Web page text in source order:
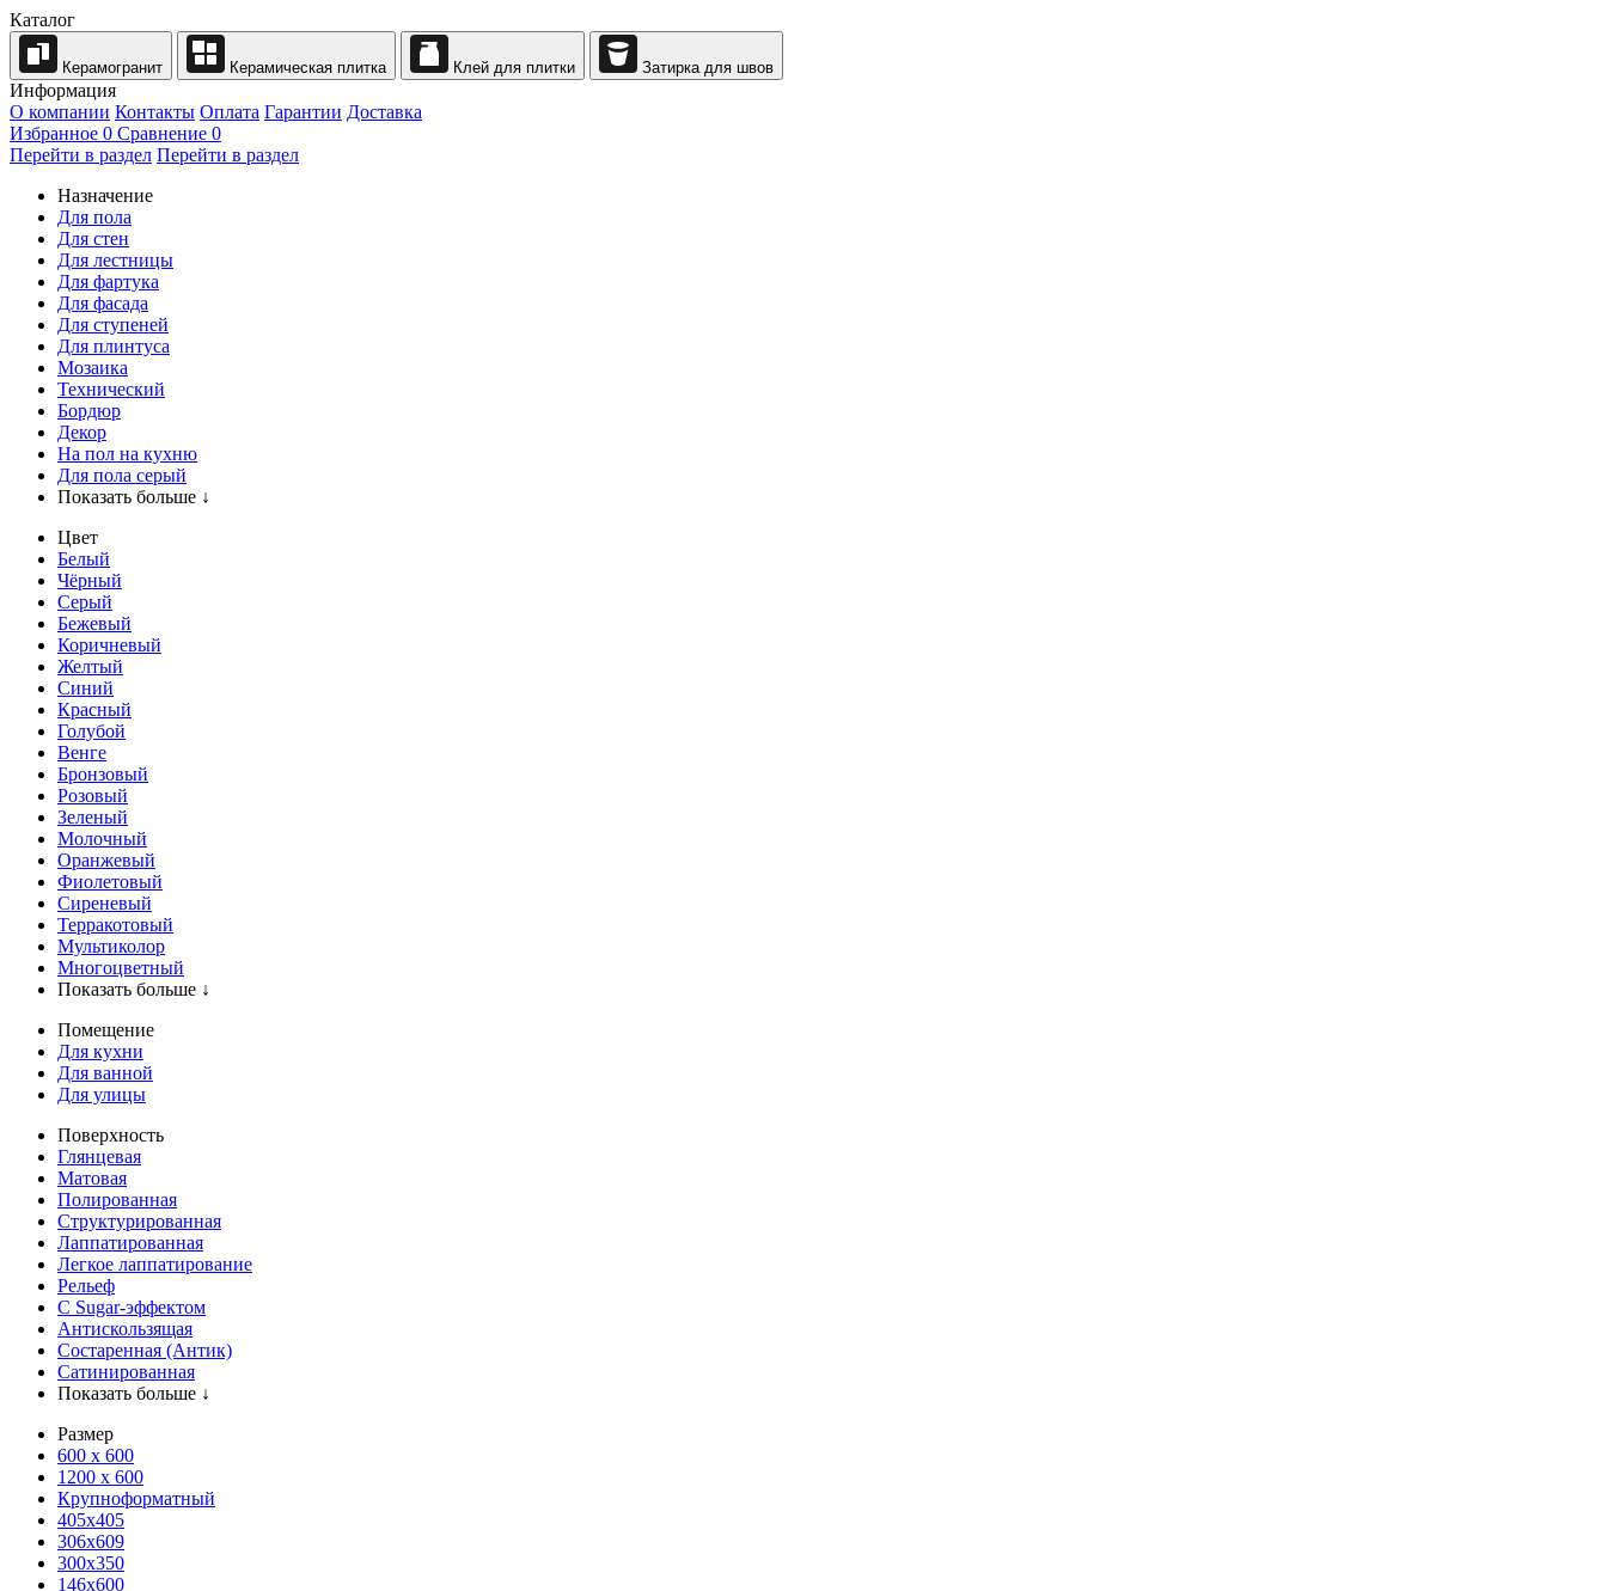
Каталог
Керамогранит Керамическая плитка Клей для плитки Затирка для швов
Информация
О компании Контакты Оплата Гарантии Доставка
Избранное 0 Сравнение 0
Перейти в раздел Перейти в раздел
Назначение
Для пола
Для стен
Для лестницы
Для фартука
Для фасада
Для ступеней
Для плинтуса
Мозаика
Технический
Бордюр
Декор
На пол на кухню
Для пола серый
Показать больше ↓
Цвет
Белый
Чёрный
Серый
Бежевый
Коричневый
Желтый
Синий
Красный
Голубой
Венге
Бронзовый
Розовый
Зеленый
Молочный
Оранжевый
Фиолетовый
Сиреневый
Терракотовый
Мультиколор
Многоцветный
Показать больше ↓
Помещение
Для кухни
Для ванной
Для улицы
Поверхность
Глянцевая
Матовая
Полированная
Структурированная
Лаппатированная
Легкое лаппатирование
Рельеф
С Sugar-эффектом
Антискользящая
Состаренная (Антик)
Сатинированная
Показать больше ↓
Размер
600 х 600
1200 х 600
Крупноформатный
405x405
306x609
300x350
146x600